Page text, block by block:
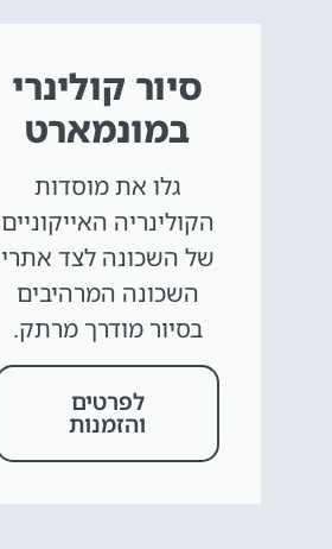
סיור קולינרי
במונמארט
גלו את מוסדות
הקולינריה האייקוניים
של השכונה לצד אתרי
השכונה המרהיבים
בסיור מודרך מרתק.
לפרטים
והזמנות